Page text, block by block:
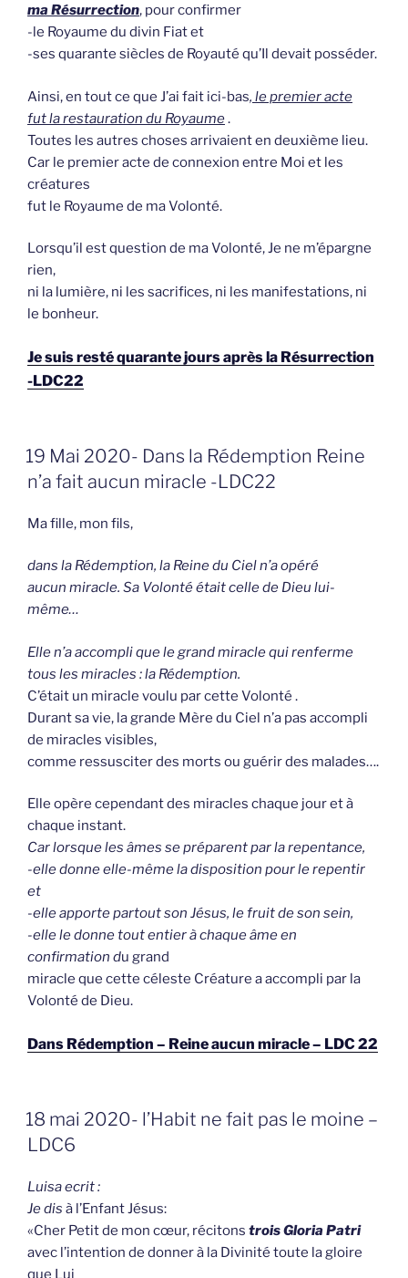
ma Résurrection, pour confirmer
-le Royaume du divin Fiat et
-ses quarante siècles de Royauté qu’Il devait posséder.
Ainsi, en tout ce que J’ai fait ici-bas, le premier acte
fut la restauration du Royaume.
Toutes les autres choses arrivaient en deuxième lieu.
Car le premier acte de connexion entre Moi et les
créatures
fut le Royaume de ma Volonté.
Lorsqu’il est question de ma Volonté, Je ne m’épargne
rien,
ni la lumière, ni les sacrifices, ni les manifestations, ni
le bonheur.
Je suis resté quarante jours après la Résurrection
-LDC22
GEPLAATST
OP
19 Mai 2020- Dans la Rédemption Reine
n’a fait aucun miracle -LDC22
Ma fille, mon fils,
dans la Rédemption, la Reine du Ciel n’a opéré
aucun miracle. Sa Volonté était celle de Dieu lui-
même…
Elle n’a accompli que le grand miracle qui renferme
tous les miracles : la Rédemption.
C’était un miracle voulu par cette Volonté .
Durant sa vie, la grande Mère du Ciel n’a pas accompli
de miracles visibles,
comme ressusciter des morts ou guérir des malades….
Elle opère cependant des miracles chaque jour et à
chaque instant.
Car lorsque les âmes se préparent par la repentance,
-elle donne elle-même la disposition pour le repentir
et
-elle apporte partout son Jésus, le fruit de son sein,
-elle le donne tout entier à chaque âme en
confirmation du grand
miracle que cette céleste Créature a accompli par la
Volonté de Dieu.
Dans Rédemption – Reine aucun miracle – LDC 22
GEPLAATST
OP
18 mai 2020- l’Habit ne fait pas le moine –
LDC6
Luisa ecrit :
Je dis à l’Enfant Jésus:
«Cher Petit de mon cœur, récitons trois Gloria Patri
avec l’intention de donner à la Divinité toute la gloire
que Lui